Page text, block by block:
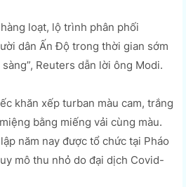
loạt, lộ trình phân phối
dân Ấn Độ trong thời gian sớm
Reuters dẫn lời ông Modi.
khăn xếp turban màu cam, trắng
bằng miếng vải cùng màu.
năm nay được tổ chức tại Pháo
mô thu nhỏ do đại dịch Covid-